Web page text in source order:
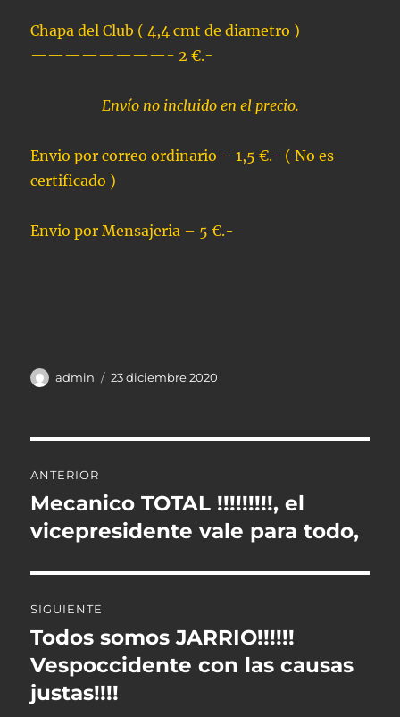
Chapa del Club ( 4,4 cmt de diametro )
————————- 2 €.-
Envíono incluido en el precio.
Envio por correo ordinario – 1,5 €.- ( No es
certificado )
Envio por Mensajeria – 5 €.-
Autor
admin
Publicado
23 diciembre 2020
de
entradas
ANTERIOR
Entrada
anterior:
Mecanico TOTAL !!!!!!!!!, el
vicepresidente vale para todo,
SIGUIENTE
Entrada
siguiente:
Todos somos JARRIO!!!!!!
Vespoccidente con las causas
justas!!!!